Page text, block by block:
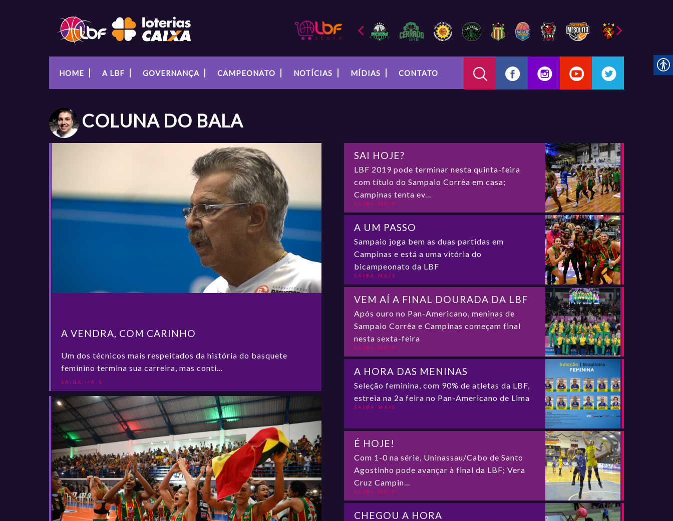
HOME A LBF GOVERNANÇA CAMPEONATO NOTÍCIAS MÍDIAS CONTATO
COLUNA DO BALA
A VENDRA, COM CARINHO
Um dos técnicos mais respeitados da história do basquete
feminino termina sua carreira, mas conti...
SAIBA MAIS
SAI HOJE?
LBF 2019 pode terminar nesta quinta-feira
com título do Sampaio Corrêa em casa;
Campinas tenta ev...
SAIBA MAIS
A UM PASSO
Sampaio joga bem as duas partidas em
Campinas e está a uma vitória do
bicampeonato da LBF
SAIBA MAIS
VEM AÍ A FINAL DOURADA DA LBF
Após ouro no Pan-Americano, meninas de
Sampaio Corrêa e Campinas começam final
nesta sexta-feira
SAIBA MAIS
A HORA DAS MENINAS
Seleção feminina, com 90% de atletas da LBF,
estreia na 2a feira no Pan-Americano de Lima
SAIBA MAIS
É HOJE!
Com 1-0 na série, Uninassau/Cabo de Santo
Agostinho pode avançar à final da LBF; Vera
Cruz Campin...
SAIBA MAIS
CHEGOU A HORA